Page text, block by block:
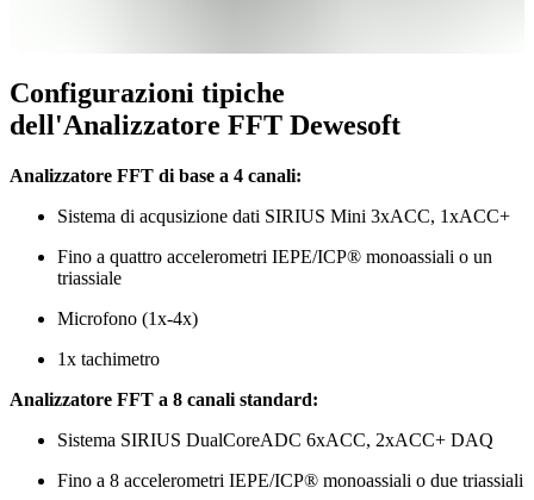
Configurazioni tipiche
dell'Analizzatore FFT Dewesoft
Analizzatore FFT di base a 4 canali:
Sistema di acqusizione dati SIRIUS Mini 3xACC, 1xACC+
Fino a quattro accelerometri IEPE/ICP® monoassiali o un
triassiale
Microfono (1x-4x)
1x tachimetro
Analizzatore FFT a 8 canali standard:
Sistema SIRIUS DualCoreADC 6xACC, 2xACC+ DAQ
Fino a 8 accelerometri IEPE/ICP® monoassiali o due triassiali